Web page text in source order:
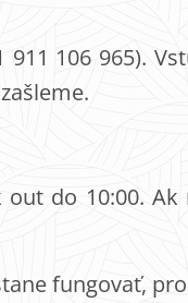
106 965).
do 10:00.
fungovať,